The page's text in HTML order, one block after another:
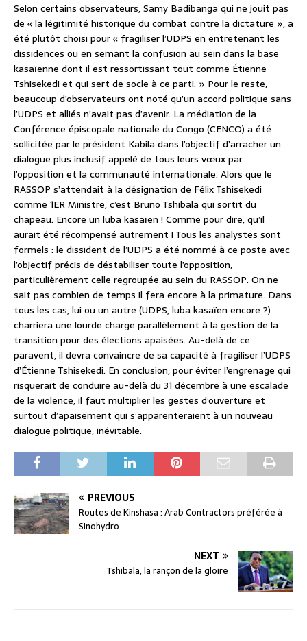
Selon certains observateurs, Samy Badibanga qui ne jouit pas
de « la légitimité historique du combat contre la dictature », a
été plutôt choisi pour « fragiliser l’UDPS en entretenant les
dissidences ou en semant la confusion au sein dans la base
kasaïenne dont il est ressortissant tout comme Étienne
Tshisekedi et qui sert de socle à ce parti. » Pour le reste,
beaucoup d’observateurs ont noté qu’un accord politique sans
l’UDPS et alliés n’avait pas d’avenir. La médiation de la
Conférence épiscopale nationale du Congo (CENCO) a été
sollicitée par le président Kabila dans l’objectif d’arracher un
dialogue plus inclusif appelé de tous leurs vœux par
l’opposition et la communauté internationale. Alors que le
RASSOP s’attendait à la désignation de Félix Tshisekedi
comme 1ER Ministre, c’est Bruno Tshibala qui sortit du
chapeau. Encore un luba kasaïen ! Comme pour dire, qu’il
aurait été récompensé autrement ! Tous les analystes sont
formels : le dissident de l’UDPS a été nommé à ce poste avec
l’objectif précis de déstabiliser toute l’opposition,
particulièrement celle regroupée au sein du RASSOP. On ne
sait pas combien de temps il fera encore à la primature. Dans
tous les cas, lui ou un autre (UDPS, luba kasaïen encore ?)
charriera une lourde charge parallèlement à la gestion de la
transition pour des élections apaisées. Au-delà de ce
paravent, il devra convaincre de sa capacité à fragiliser l’UDPS
d’Étienne Tshisekedi. En conclusion, pour éviter l’engrenage qui
risquerait de conduire au-delà du 31 décembre à une escalade
de la violence, il faut multiplier les gestes d’ouverture et
surtout d’apaisement qui s’apparenteraient à un nouveau
dialogue politique, inévitable.
PREVIOUS
Routes de Kinshasa : Arab Contractors préférée à
Sinohydro
NEXT
Tshibala, la rançon de la gloire